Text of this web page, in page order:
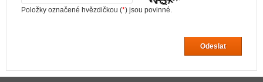
Položky označené hvězdičkou (*) jsou povinné.
Odeslat